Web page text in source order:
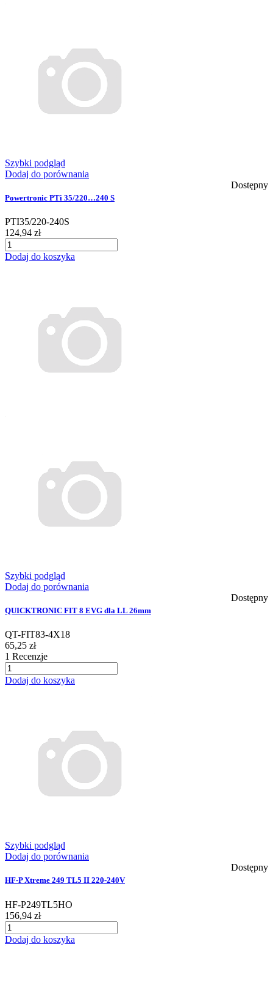
Szybki podgląd
Dodaj do porównania
Dostępny
Powertronic PTi 35/220…240 S
PTI35/220-240S
124,94 zł
Dodaj do koszyka
Szybki podgląd
Dodaj do porównania
Dostępny
QUICKTRONIC FIT 8 EVG dla LL 26mm
QT-FIT83-4X18
65,25 zł
1 Recenzje
Dodaj do koszyka
Szybki podgląd
Dodaj do porównania
Dostępny
HF-P Xtreme 249 TL5 II 220-240V
HF-P249TL5HO
156,94 zł
Dodaj do koszyka